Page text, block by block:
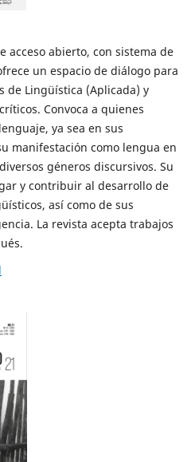
acceso abierto, con sistema de
un espacio de diálogo para
de Lingüística (Aplicada) y
Convoca a quienes
ya sea en sus
manifestación como lengua en
géneros discursivos. Su
y contribuir al desarrollo de
así como de sus
La revista acepta trabajos